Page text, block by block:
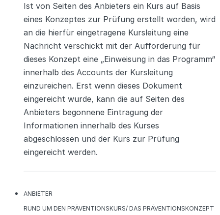
Ist von Seiten des Anbieters ein Kurs auf Basis
eines Konzeptes zur Prüfung erstellt worden, wird
an die hierfür eingetragene Kursleitung eine
Nachricht verschickt mit der Aufforderung für
dieses Konzept eine „Einweisung in das Programm“
innerhalb des Accounts der Kursleitung
einzureichen. Erst wenn dieses Dokument
eingereicht wurde, kann die auf Seiten des
Anbieters begonnene Eintragung der
Informationen innerhalb des Kurses
abgeschlossen und der Kurs zur Prüfung
eingereicht werden.
KATEGORIEN
ANBIETER
KATEGORIEN
RUND UM DEN PRÄVENTIONSKURS/ DAS PRÄVENTIONSKONZEPT